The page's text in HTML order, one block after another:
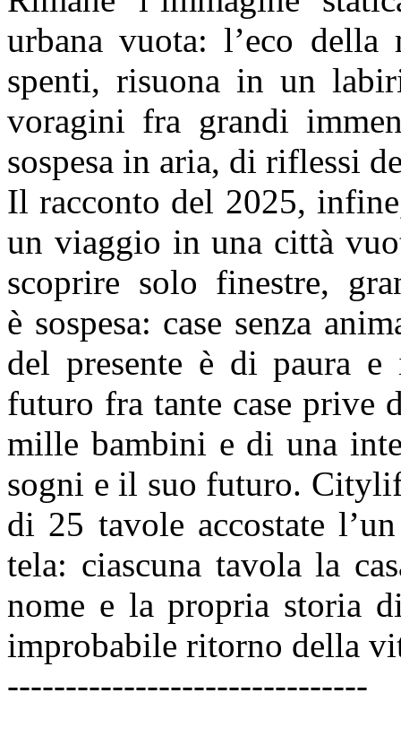
urbana vuota: l’eco
spenti, risuona in un
voragini fra grandi
sospesa in aria, di riflessi
Il racconto del 2025,
un viaggio in una città
scoprire solo finestre,
è sospesa: case senza
del presente è di paura
futuro fra tante case prive
mille bambini e di una
sogni e il suo futuro.
di 25 tavole accostate
tela: ciascuna tavola la
nome e la propria storia
improbabile ritorno della
-------------------------------